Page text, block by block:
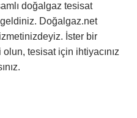
doğalgaz tesisat
Doğalgaz.net
İster bir
tesisat için ihtiyacınız